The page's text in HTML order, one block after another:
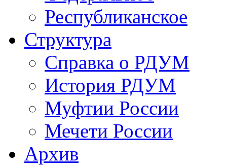
Республиканское
Структура
Справка о РДУМ
История РДУМ
Муфтии России
Мечети России
Архив